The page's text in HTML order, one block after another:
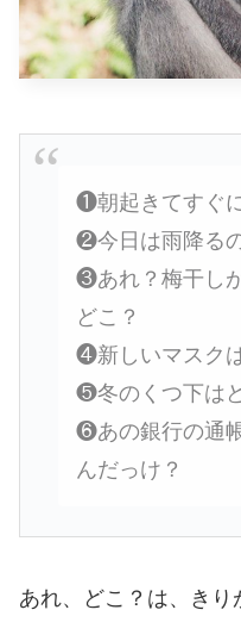
❶朝起きてすぐ
❷今日は雨降る
❸あれ？梅干し
どこ？
❹新しいマスク
❺冬のくつ下は
❻あの銀行の通
んだっけ？
あれ、どこ？は、きり